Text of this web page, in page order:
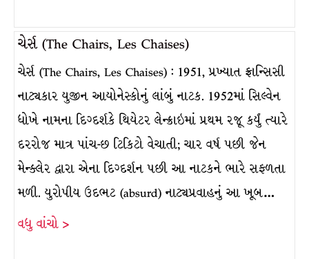
ચેર્સ (The Chairs, Les Chaises)
ચેર્સ (The Chairs, Les Chaises) : 1951, પ્રખ્યાત ફ્રાન્સિસી
નાટ્યકાર યુજીન આયોનેસ્કોનું લાંબું નાટક. 1952માં સિલ્વેન
ધોખે નામના દિગ્દર્શકે થિયેટર લેન્ક્રાઇમાં પ્રથમ રજૂ કર્યું ત્યારે
દરરોજ માત્ર પાંચ-છ ટિકિટો વેચાતી; ચાર વર્ષ પછી જેન
મેન્ક્લેર દ્વારા એના દિગ્દર્શન પછી આ નાટકને ભારે સફળતા
મળી. યુરોપીય ઉદભટ (absurd) નાટ્યપ્રવાહનું આ ખૂબ…
વધુ વાંચો >